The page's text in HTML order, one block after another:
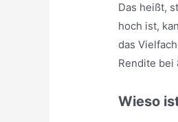
Das heißt,
hoch ist,
das
Rendite bei
Wieso